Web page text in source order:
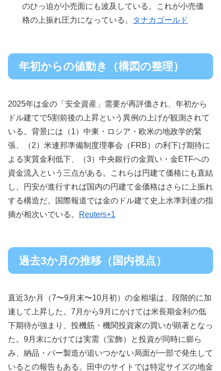
のひっ迫が小売面にも波及している。これが小売価
格の上振れ圧力になっている。
タナカゴールド
年初からの値動き（構図の整理）
2025年は金の「安全資産」需要が再評価され、年初から
ドル建てで5割前後の上昇という異例の上げが観測されて
いる。背景には（1）中東・ロシア・欧米の地政学的緊
張、（2）米連邦準備制度理事会（FRB）の利下げ期待に
よる実質金利低下、（3）中央銀行の金買い・金ETFへの
資金流入という三点がある。これらは円建て価格にも直結
し、円安が進行すれば国内の円建て金価格はさらに上振れ
する構造だ。国際報道では金のドル建て史上水準到達の指
摘が相次いでいる。
Reuters+1
過去3か月の推移（国内視点）
直近3か月（7〜9月末〜10月初）の金相場は、段階的に加
速して上昇した。7月から9月にかけては米長期金利の低
下期待が強まり、投機筋・機関投資家の買いが顕著となっ
た。9月末にかけては実需（宝飾）と投資が同時に膨ら
み、納品・バー製造が追いつかない局面が一部で発生して
いるとの報告もある。田中のサイトでは特定サイズの地金